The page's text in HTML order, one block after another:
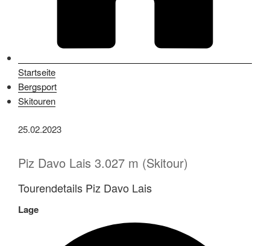
Startseite
Bergsport
Skitouren
25.02.2023
Piz Davo Lais 3.027 m (Skitour)
Tourendetails Piz Davo Lais
Lage